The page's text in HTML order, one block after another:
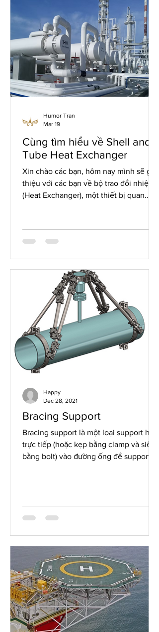
Cùng tìm hiểu về Shell and
Tube Heat Exchanger
Xin chào các bạn, hôm nay mình sẽ giới
thiệu với các bạn về bộ trao đổi nhiệt
(Heat Exchanger), một thiết bị quan
Exchanger và hệ thống đường ống
(Piping) đi kèm là một thể thống nhất
chất, mà còn là bài toán về an toàn, ứng
suất nhiệt và không gian vận hành. Nào
giờ hãy cùng mình tìm hiểu kiến thức
mới về Heat Exchanger cụ thể
Humor Tran
Mar 19
Bracing Support
Bracing support là một loại support hàn
trực tiếp (hoặc kẹp bằng clamp và siết
bằng bolt) vào đường ống để support
Happy
Dec 28, 2021